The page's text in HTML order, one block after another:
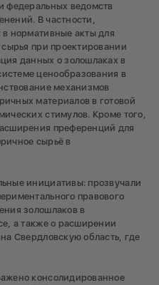
федеральных ведомств
В частности,
нормативные акты для
сырья при проектировании
данных о золошлаках в
ценообразования в
механизмов
материалов в готовой
стимулов. Кроме того,
преференций для
сырьё в
инициативы: прозвучали
правового
золошлаков в
а также о расширении
Свердловскую область, где
консолидированное